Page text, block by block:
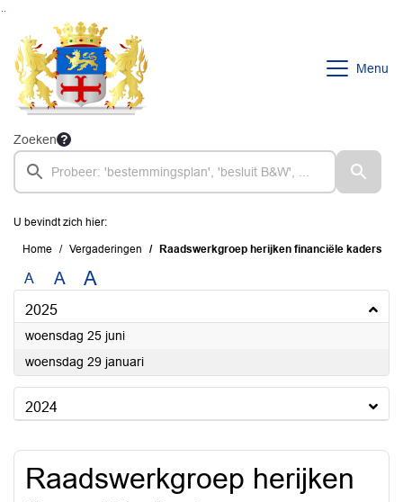
Ga naar de inhoud van deze pagina
Ga naar het zoeken
Ga naar het menu
Menu
Zoeken
U bevindt zich hier:
Home Vergaderingen Raadswerkgroep herijken financiële kaders
A A A
2025
woensdag 25 juni2025
woensdag 29 januari2025
2024
Raadswerkgroep herijken